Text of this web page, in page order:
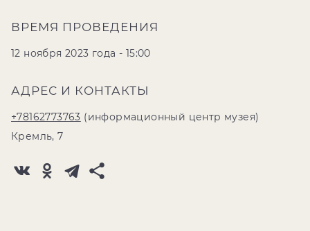
ВРЕМЯ ПРОВЕДЕНИЯ
12 ноября 2023 года - 15:00
АДРЕС И КОНТАКТЫ
+78162773763 (информационный центр музея)
Кремль, 7